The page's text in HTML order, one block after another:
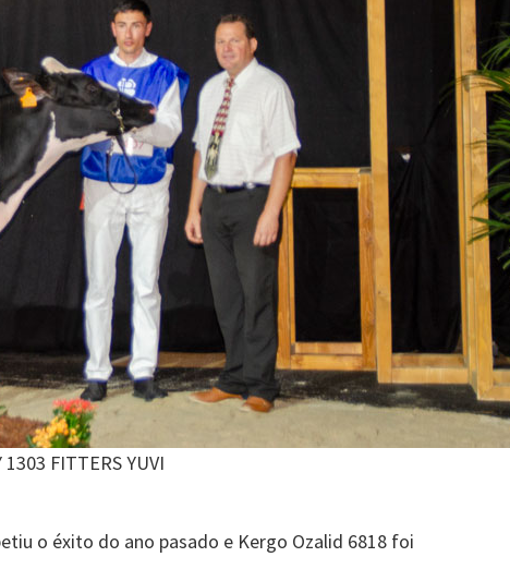
1303 FITTERS YUVI
o éxito do ano pasado e Kergo Ozalid 6818 foi